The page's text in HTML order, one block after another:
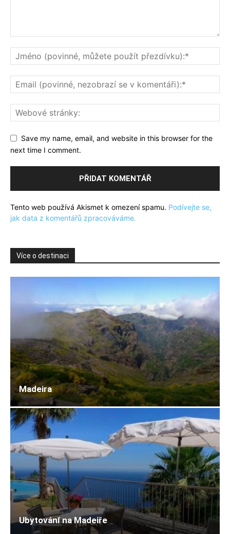
Save my name, email, and website in this browser for the
next time I comment.
Tento web používá Akismet k omezení spamu. Podívejte se,
jak data z komentářů zpracováváme.
Více o destinaci
Madeira
Ubytování na Madeiře